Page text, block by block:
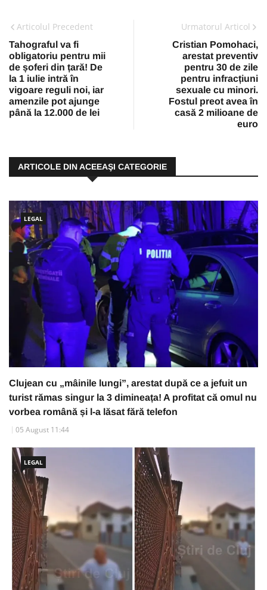
Articolul Precedent
Tahograful va fi
obligatoriu pentru mii
de șoferi din țară! De
la 1 iulie intră în
vigoare reguli noi, iar
amenzile pot ajunge
până la 12.000 de lei
Urmatorul Articol
Cristian Pomohaci,
arestat preventiv
pentru 30 de zile
pentru infracțiuni
sexuale cu minori.
Fostul preot avea în
casă 2 milioane de
euro
ARTICOLE DIN ACEEAŞI CATEGORIE
LEGAL
Clujean cu „mâinile lungi”, arestat după ce a jefuit un
turist rămas singur la 3 dimineața! A profitat că omul nu
vorbea română și l-a lăsat fără telefon
05 August 11:44
LEGAL